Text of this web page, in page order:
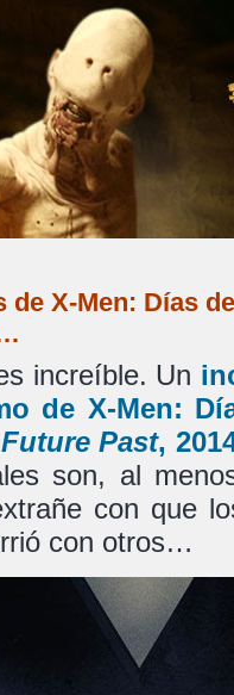
de X-Men: Días
increíble. Un
de X-Men:
Past,
son, al
con que
con otros…